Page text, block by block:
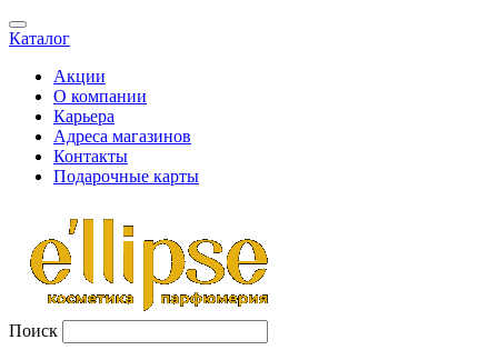
Каталог
Акции
О компании
Карьера
Адреса магазинов
Контакты
Подарочные карты
Поиск